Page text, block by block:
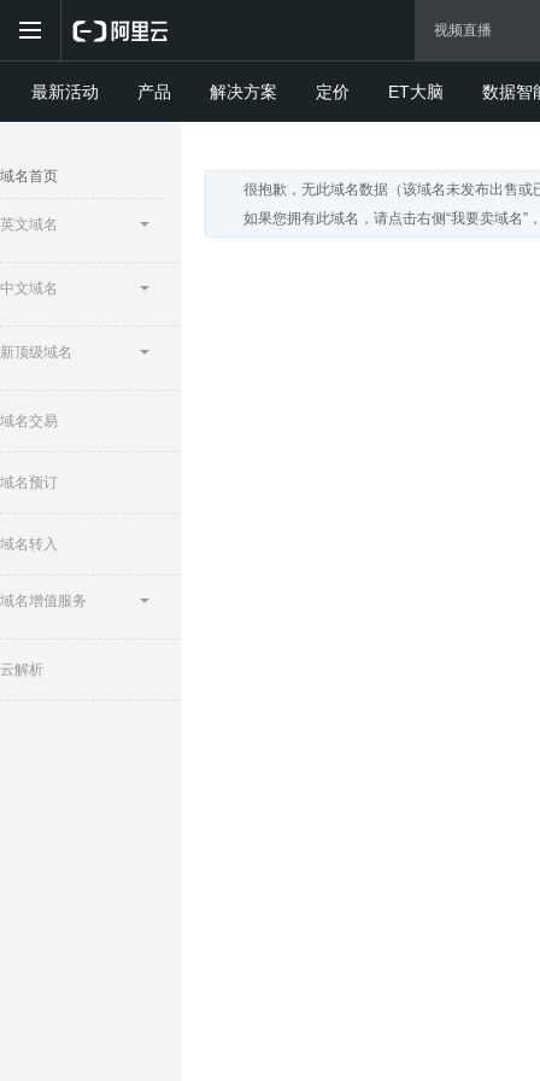
最新活动 产品 解决方案 定价 ET大脑 数据智
域名首页
英文域名
中文域名
新顶级域名
域名交易
域名预订
域名转入
域名增值服务
云解析
很抱歉，无此域名数据（该域名未发布出售或
如果您拥有此域名，请点击右侧“我要卖域名”